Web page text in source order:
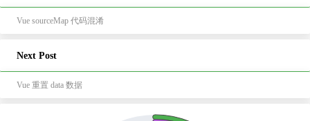
Vue sourceMap 代码混淆
Next Post
Vue 重置 data 数据